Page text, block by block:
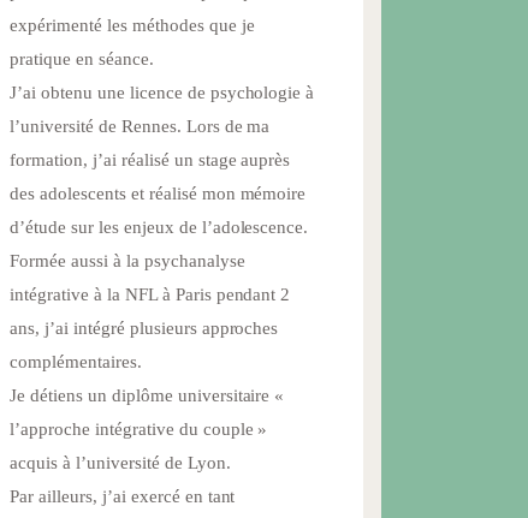
expérimenté les méthodes que je
pratique en séance.
J’ai obtenu une licence de psychologie à
l’université de Rennes. Lors de ma
formation, j’ai réalisé un stage auprès
des adolescents et réalisé mon mémoire
d’étude sur les enjeux de l’adolescence.
Formée aussi à la psychanalyse
intégrative à la NFL à Paris pendant 2
ans, j’ai intégré plusieurs approches
complémentaires.
Je détiens un diplôme universitaire «
l’approche intégrative du couple »
acquis à l’université de Lyon.
Par ailleurs, j’ai exercé en tant